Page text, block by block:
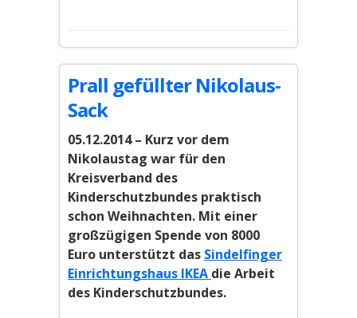
Prall gefüllter Nikolaus-
Sack
05.12.2014 – Kurz vor dem
Nikolaustag war für den
Kreisverband des
Kinderschutzbundes praktisch
schon Weihnachten. Mit einer
großzügigen Spende von 8000
Euro unterstützt das Sindelfinger
Einrichtungshaus IKEA die Arbeit
des Kinderschutzbundes.